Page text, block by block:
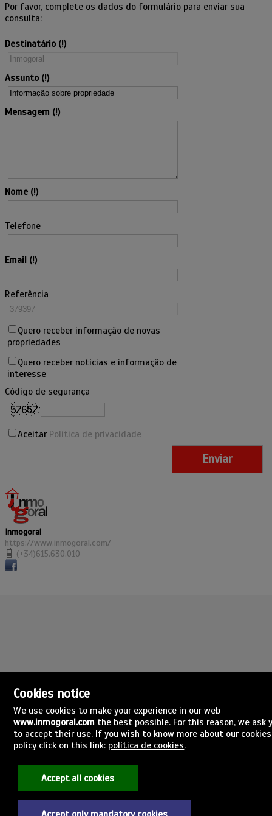
Por favor, complete os dados do formulário para enviar sua
consulta:
Destinatário
Assunto
Mensagem
Nome
Telefone
Email
Referência
Quero receber informação de novas
propriedades
Quero receber notícias e informação de
interesse
Código de segurança
Aceitar Política de privacidade
Inmogoral
https://www.inmogoral.com/
(+34)615.630.010
Inmogoral
24010 León
Espanha
(+34)615.630.010
inmogoral@inmogoral.com
Cookies notice
We use cookies to make your experience in our web
www.inmogoral.com the best possible. For this reason, we ask
to accept their use. If you wish to know more about our cookies
policy click on this link: política de cookies.
Accept all cookies